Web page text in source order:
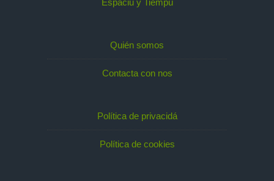
Espaciu y Tiempu
Quién somos
Contacta con nos
Política de privacidá
Política de cookies